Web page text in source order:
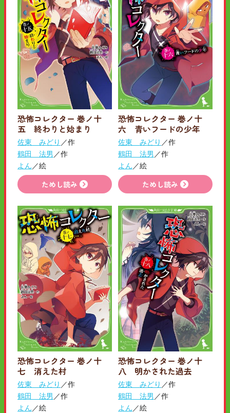
恐怖コレクター 巻ノ十
五 終わりと始まり
佐東 みどり ／作
鶴田 法男 ／作
よん ／絵
ためし読み
恐怖コレクター 巻ノ十
六 青いフードの少年
佐東 みどり ／作
鶴田 法男 ／作
よん ／絵
ためし読み
恐怖コレクター 巻ノ十
七 消えた村
佐東 みどり ／作
鶴田 法男 ／作
よん ／絵
恐怖コレクター 巻ノ十
八 明かされた過去
佐東 みどり ／作
鶴田 法男 ／作
よん ／絵